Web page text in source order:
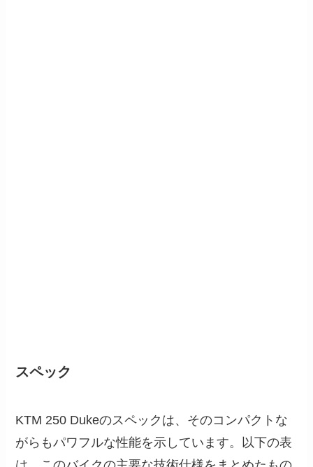
スペック
KTM 250 Dukeのスペックは、そのコンパクトな
がらもパワフルな性能を示しています。以下の表